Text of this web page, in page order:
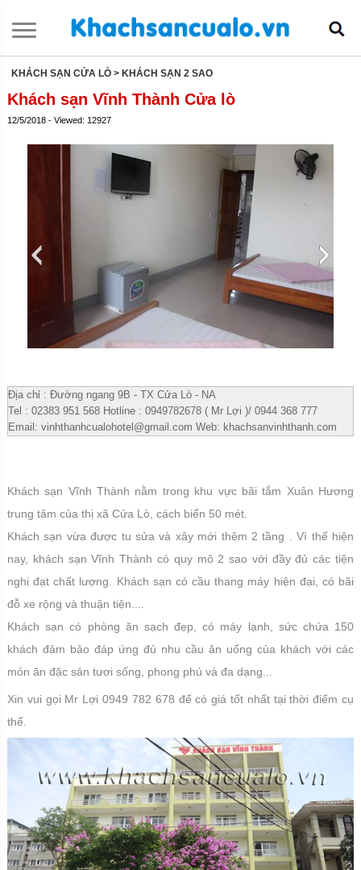
KHÁCH SẠN CỬA LÒ > KHÁCH SẠN 2 SAO
Khách sạn Vĩnh Thành Cửa lò
12/5/2018 - Viewed: 12927
Địa chỉ : Đường ngang 9B - TX Cửa Lò - NA
Tel : 02383 951 568 Hotline : 0949782678 ( Mr Lợi )/ 0944 368 777
Email: vinhthanhcualohotel@gmail.com Web: khachsanvinhthanh.com
Khách sạn Vĩnh Thành nằm trong khu vực bãi tắm Xuân Hương
trung tâm của thị xã Cửa Lò, cách biển 50 mét.
Khách sạn vừa được tu sửa và xây mới thêm 2 tầng . Vì thế hiện
nay, khách sạn Vĩnh Thành có quy mô 2 sao với đầy đủ các tiện
nghi đạt chất lượng. Khách sạn có cầu thang máy hiện đại, có bãi
đỗ xe rộng và thuận tiện....
Khách sạn có phòng ăn sạch đẹp, có máy lạnh, sức chứa 150
khách đảm bảo đáp ứng đủ nhu cầu ăn uống của khách với các
món ăn đặc sản tươi sống, phong phú và đa dạng...
Xin vui gọi Mr Lợi 0949 782 678 để có giá tốt nhất tại thời điểm cụ
thể.